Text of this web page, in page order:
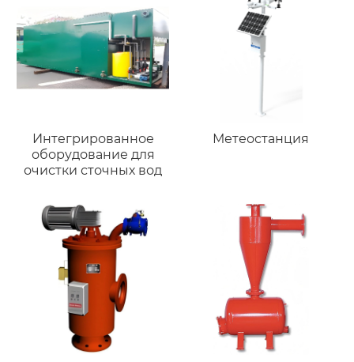
Интегрированное
оборудование для
очистки сточных вод
Метеостанция